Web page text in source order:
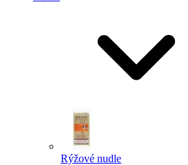
Rýžové nudle